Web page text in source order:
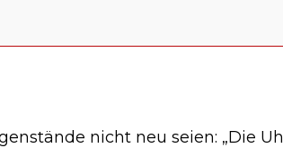
nicht neu seien: „Die